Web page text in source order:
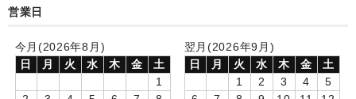
音声時計(集合)
目覚まし時計(個別)
お絵かきギャラリープラス(絵＋個別)
営業日
今月(2026年8月)
日
月 火 水 木 金
土
1
翌月(2026年9月)
日
月 火 水 木 金
土
1
2 3 4
5